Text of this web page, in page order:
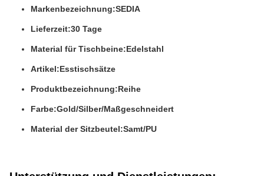
Markenbezeichnung:SEDIA
Lieferzeit:30 Tage
Material für Tischbeine:Edelstahl
Artikel:Esstischsätze
Produktbezeichnung:Reihe
Farbe:Gold/Silber/Maßgeschneidert
Material der Sitzbeutel:Samt/PU